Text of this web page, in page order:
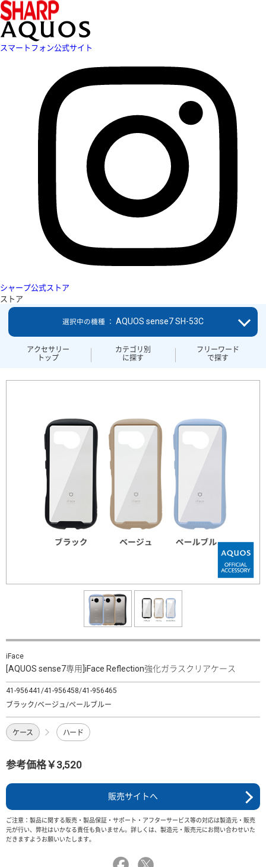
スマートフォン公式サイト
シャープ公式ストア
ストア
アクセサリー
トップ
カテゴリ別
に探す
フリーワード
で探す
選択中の機種 ： AQUOS sense7 SH-53C
iFace
[AQUOS sense7専用]iFace Reflection強化ガラスクリアケース
41-956441/41-956458/41-956465
ブラック/ベージュ/ペールブルー
ケース ハード
参考価格￥3,520
販売サイトへ
ご注意：製品に関する販売・製品保証・サポート・アフターサービス等の対応は製造元・販売
元が行い、弊社はいかなる責任も負いません。詳しくは、製造元・販売元にお問い合わせいた
だきますようお願いいたします。